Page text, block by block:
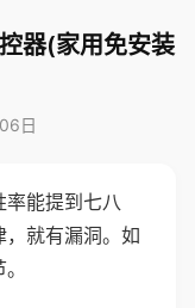
器(家用免安装
日
能提到七八
就有漏洞。如